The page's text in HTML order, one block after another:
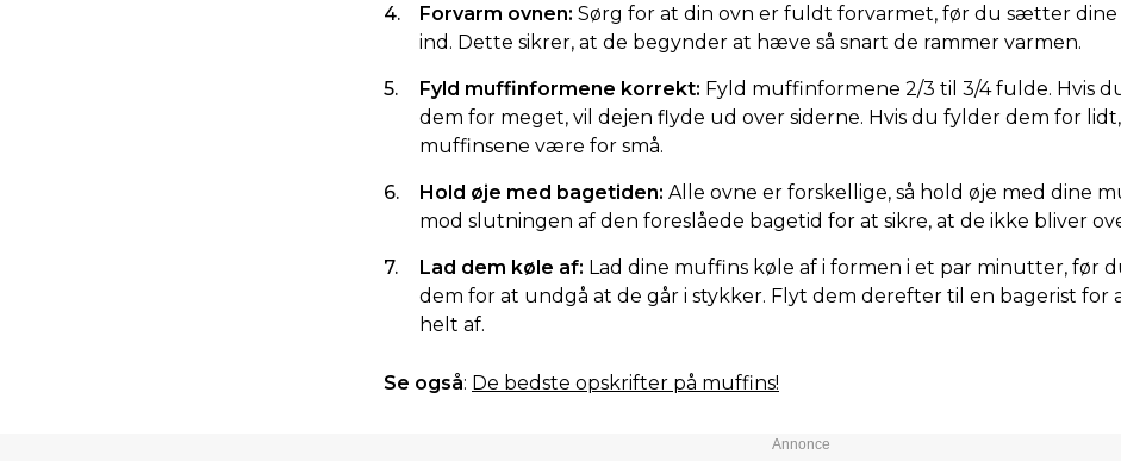
Forvarm ovnen: Sørg for at din ovn er fuldt forvarmet, før du sætter
ind. Dette sikrer, at de begynder at hæve så snart de rammer varmen.
Fyld muffinformene korrekt: Fyld muffinformene 2/3 til 3/4 fulde. Hvis
dem for meget, vil dejen flyde ud over siderne. Hvis du fylder dem for lidt,
muffinsene være for små.
Hold øje med bagetiden: Alle ovne er forskellige, så hold øje med dine
mod slutningen af den foreslåede bagetid for at sikre, at de ikke bliver
Lad dem køle af: Lad dine muffins køle af i formen i et par minutter, før
dem for at undgå at de går i stykker. Flyt dem derefter til en bagerist for
helt af.
Se også: De bedste opskrifter på muffins!